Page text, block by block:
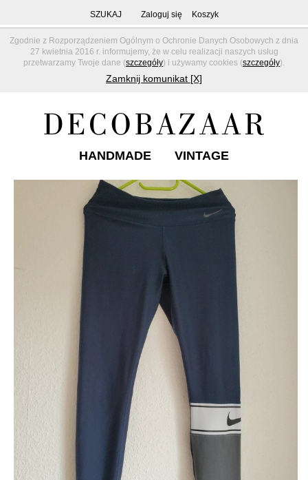
Zgodnie z Rozporządzeniem Ogólnym o Ochronie Danych Osobowych z dnia
27 kwietnia 2016 r. informujemy, że w celu realizacji naszych usług
przetwarzamy Twoje dane (szczegóły) i używamy cookies (szczegóły).
Zamknij komunikat [X]
SZUKAJ Zaloguj się Koszyk
HANDMADE VINTAGE